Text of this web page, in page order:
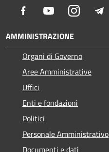
Facebook YoutubeInstagram
AMMINISTRAZIONE
Organi di Governo
Aree Amministrative
Uffici
Enti e fondazioni
Politici
Personale Amministrativo
Documenti e dati